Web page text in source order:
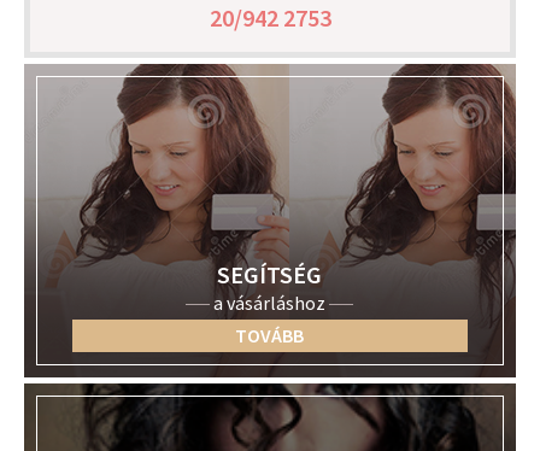
20/942 2753
SEGÍTSÉG
a vásárláshoz
TOVÁBB